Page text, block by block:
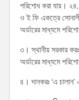
পরিশোধ করা যায়।
ও ই ফি একত্রে
অর্ডারের মাধ্যমে
৩। স্থানীয় সরকার
অর্ডারের মাধ্যমে
৪। দানকরঃ ‘এ